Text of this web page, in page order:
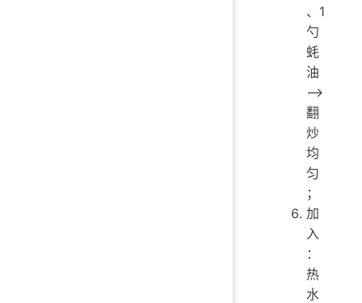
、1
勺
蚝
油
——>
翻
炒
均
匀
；
加
入
：
热
水